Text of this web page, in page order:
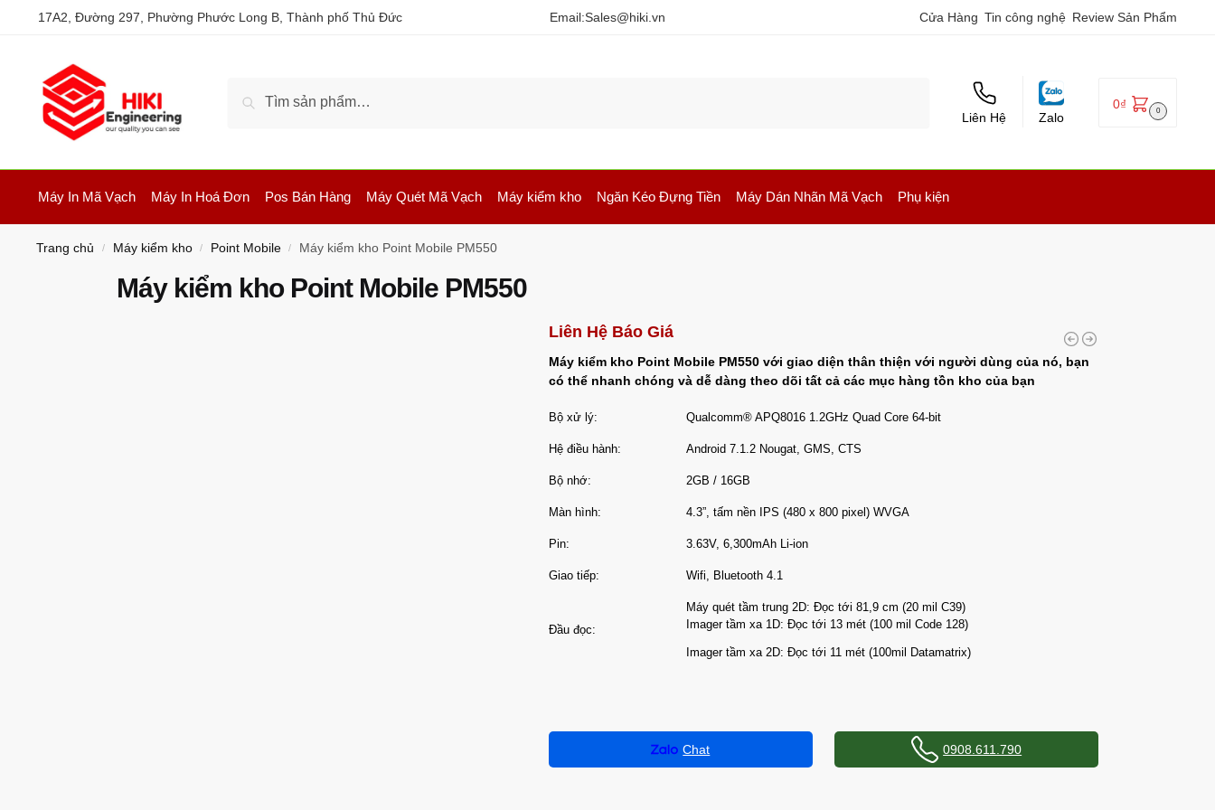
17A2, Đường 297, Phường Phước Long B, Thành phố Thủ Đức Email:Sales@hiki.vn Cửa Hàng Tin công nghệ Review Sản Phẩm
Liên Hệ Zalo
0₫ 0
Máy In Mã Vạch Máy In Hoá Đơn Pos Bán Hàng Máy Quét Mã Vạch Máy kiểm kho Ngăn Kéo Đựng Tiền Máy Dán Nhãn Mã Vạch Phụ kiện
Trang chủ / Máy kiểm kho / Point Mobile / Máy kiểm kho Point Mobile PM550
Máy kiểm kho Point Mobile PM550
Liên Hệ Báo Giá
Máy kiểm kho Point Mobile PM550 với giao diện thân thiện với người dùng của nó, bạn
có thể nhanh chóng và dễ dàng theo dõi tất cả các mục hàng tồn kho của bạn
Bộ xử lý: Qualcomm® APQ8016 1.2GHz Quad Core 64-bit
Hệ điều hành: Android 7.1.2 Nougat, GMS, CTS
Bộ nhớ: 2GB / 16GB
Màn hình: 4.3”, tấm nền IPS (480 x 800 pixel) WVGA
Pin: 3.63V, 6,300mAh Li-ion
Giao tiếp: Wifi, Bluetooth 4.1
Đầu đọc:
Máy quét tầm trung 2D: Đọc tới 81,9 cm (20 mil C39)
Imager tầm xa 1D: Đọc tới 13 mét (100 mil Code 128)
Imager tầm xa 2D: Đọc tới 11 mét (100mil Datamatrix)
Chat 0908.611.790